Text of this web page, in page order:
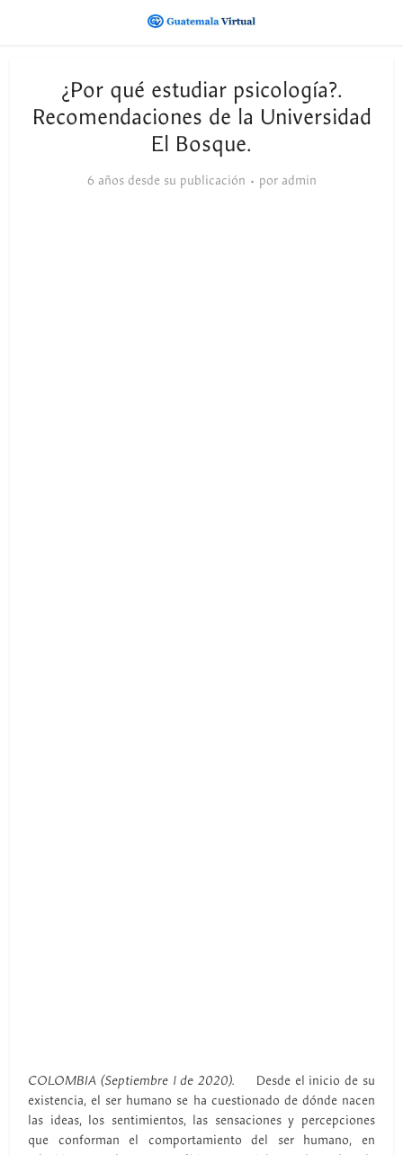
¿Por qué estudiar psicología?.
Recomendaciones de la Universidad
El Bosque.
6 años desde su publicación por admin
COLOMBIA (Septiembre 1 de 2020). Desde el inicio de su
existencia, el ser humano se ha cuestionado de dónde nacen
las ideas, los sentimientos, las sensaciones y percepciones
que conforman el comportamiento del ser humano, en